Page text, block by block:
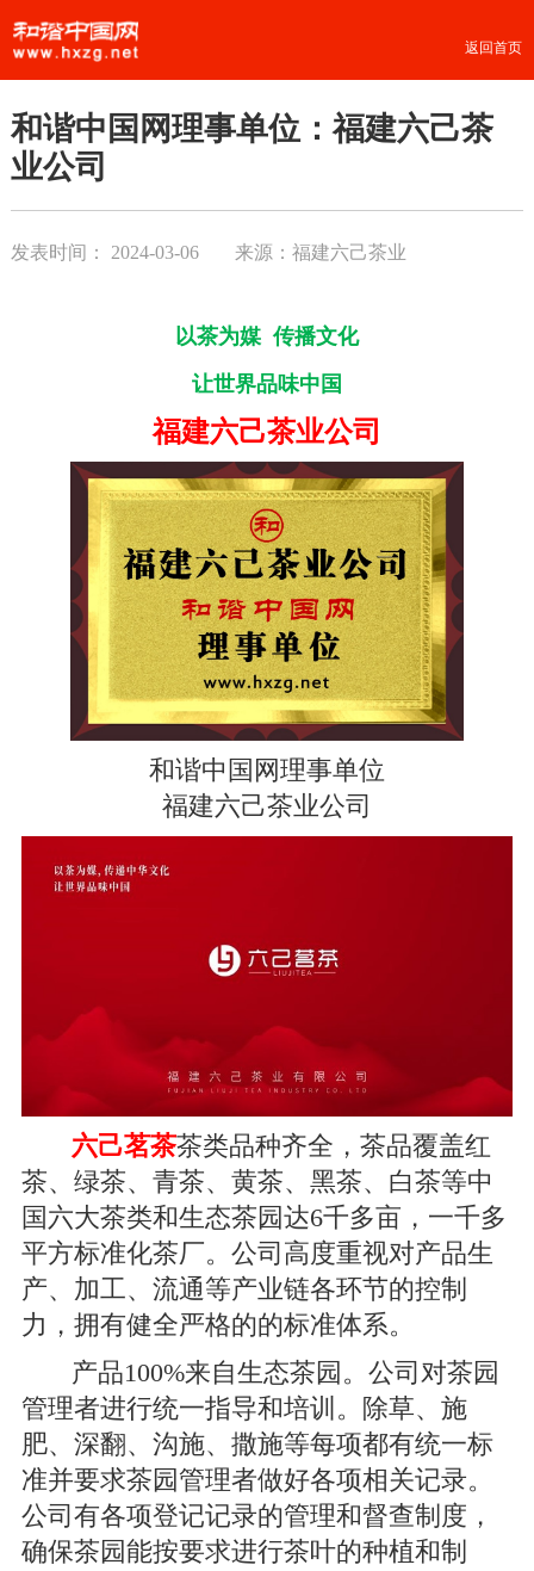
返回首页
和谐中国网理事单位：福建六己茶
业公司
发表时间： 2024-03-06 来源：福建六己茶业
以茶为媒 传播文化
让世界品味中国
福建六己茶业公司
和谐中国网理事单位
福建六己茶业公司
六己茗茶茶类品种齐全，茶品覆盖红
茶、绿茶、青茶、黄茶、黑茶、白茶等中
国六大茶类和生态茶园达6千多亩，一千多
平方标准化茶厂。公司高度重视对产品生
产、加工、流通等产业链各环节的控制
力，拥有健全严格的的标准体系。
产品100%来自生态茶园。公司对茶园
管理者进行统一指导和培训。除草、施
肥、深翻、沟施、撒施等每项都有统一标
准并要求茶园管理者做好各项相关记录。
公司有各项登记记录的管理和督查制度，
确保茶园能按要求进行茶叶的种植和制